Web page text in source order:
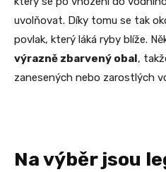
uvolňovat. Díky tomu se tak
povlak, který láká ryby blíže.
výrazně zbarvený obal ,
zanesených nebo zarostlých
Na výběr jsou